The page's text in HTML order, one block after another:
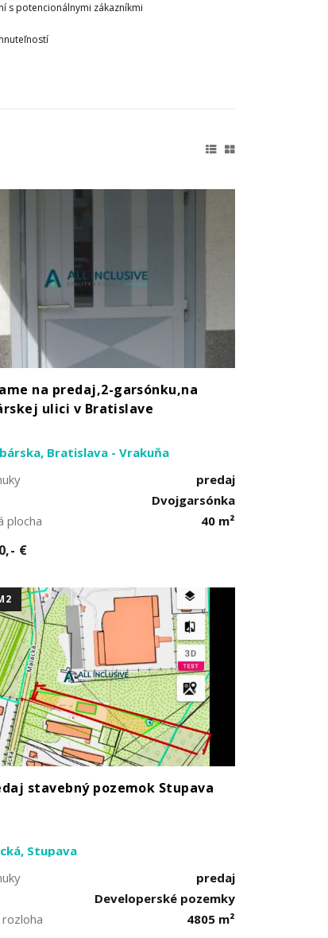
s potencionálnymi zákazníkmi
na predaj,2-garsónku,na
ulici v Bratislave
Bratislava - Vrakuňa
predaj
Dvojgarsónka
plocha
40 m²
€
stavebný pozemok Stupava
Stupava
predaj
Developerské pozemky
4805 m²